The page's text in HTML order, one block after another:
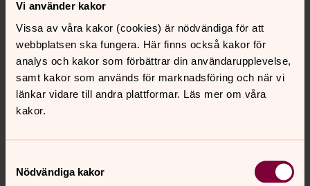
Vi använder kakor
Vissa av våra kakor (cookies) är nödvändiga för att
webbplatsen ska fungera. Här finns också kakor för
analys och kakor som förbättrar din användarupplevelse,
samt kakor som används för marknadsföring och när vi
länkar vidare till andra plattformar. Läs mer om våra
kakor.
Nödvändiga kakor
leka med varandra i stämningar,
klanger; en själarnas gemenskap,
klädd i sköna toner, det är att leva
- Det är harmoni
Bo Setterlind
innehåll?